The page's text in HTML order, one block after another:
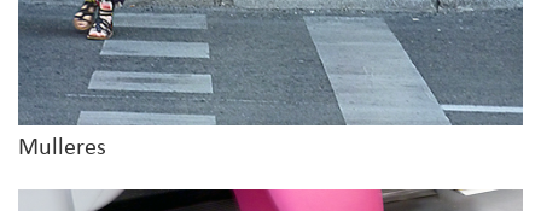
Mulleres